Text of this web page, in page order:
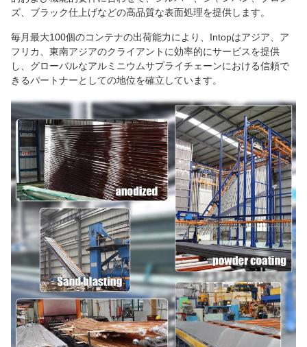
ズ、ブラック仕上げなどの高品質な表面処理を提供します。
毎月最大100個のコンテナの出荷能力により、Intopはアジア、ア
フリカ、東南アジアのクライアントに効率的にサービスを提供
し、グローバルなアルミニウムサプライチェーンにおける信頼で
きるパートナーとしての地位を確立しています。